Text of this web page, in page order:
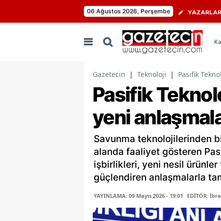
06 Ağustos 2026, Perşembe YAZARLAR
Gazetecin | Teknoloji | Pasifik
Pasifik
yeni
Savunma teknolojilerinden
alanda faaliyet gösteren
işbirlikleri, yeni nesil ürünler
güçlendiren anlaşmalarla
YAYINLAMA: 09 Mayıs 2026 - 19:01 EDİTÖR: